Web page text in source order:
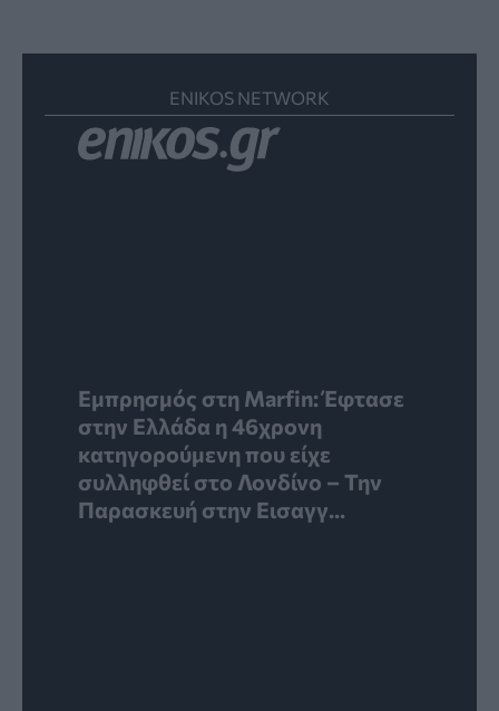
ENIKOS NETWORK
Εμπρησμός στη Marfin: Έφτασε
στην Ελλάδα η 46χρονη
κατηγορούμενη που είχε
συλληφθεί στο Λονδίνο – Την
Παρασκευή στην Εισαγγ...